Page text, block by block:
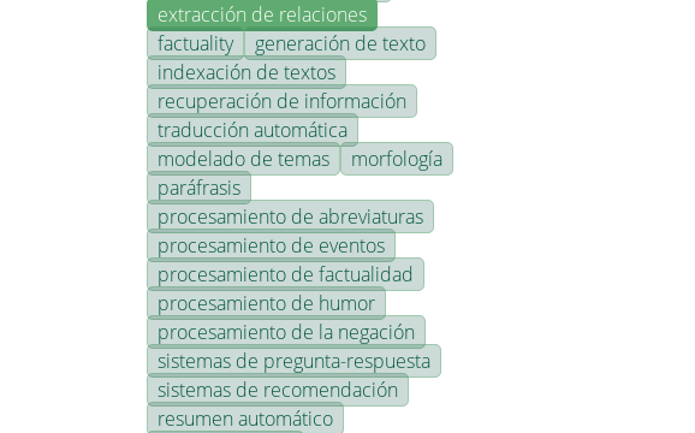
extracción de relaciones
factuality
generación de texto
indexación de textos
recuperación de información
traducción automática
modelado de temas
morfología
paráfrasis
procesamiento de abreviaturas
procesamiento de eventos
procesamiento de factualidad
procesamiento de humor
procesamiento de la negación
sistemas de pregunta-respuesta
sistemas de recomendación
resumen automático